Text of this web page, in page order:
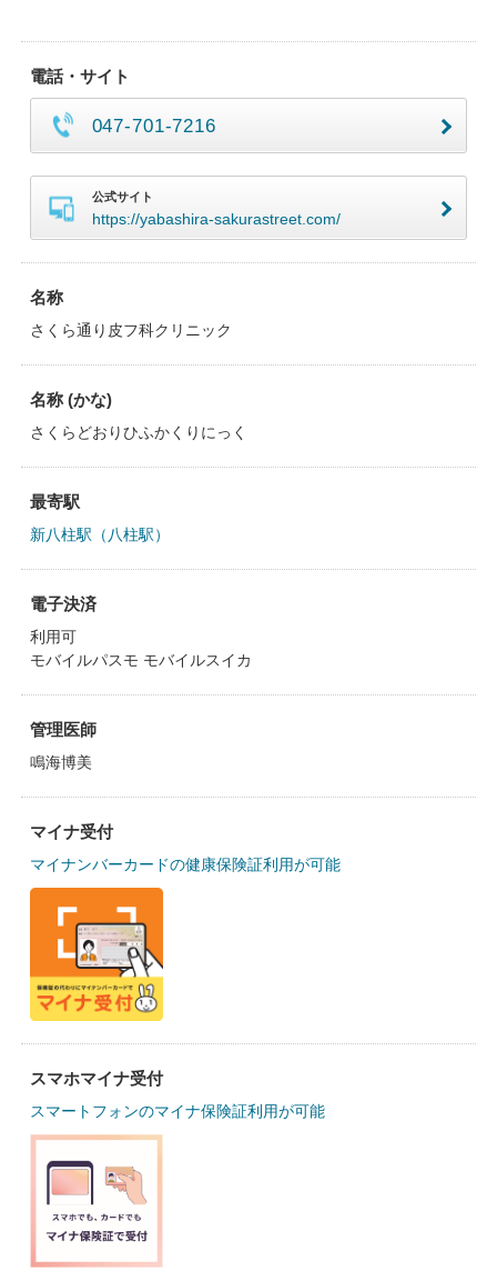
電話・サイト
047-701-7216
公式サイト
https://yabashira-sakurastreet.com/
名称
さくら通り皮フ科クリニック
名称 (かな)
さくらどおりひふかくりにっく
最寄駅
新八柱駅（八柱駅）
電子決済
利用可
モバイルパスモ モバイルスイカ
管理医師
鳴海博美
マイナ受付
マイナンバーカードの健康保険証利用が可能
スマホマイナ受付
スマートフォンのマイナ保険証利用が可能